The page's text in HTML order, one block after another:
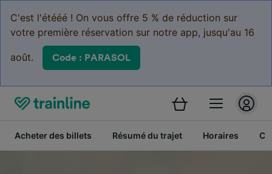
C'est l'étééé ! On vous offre 5 % de réduction sur
votre première réservation sur notre app, jusqu'au 16
août. Code : PARASOL
Acheter des billets Résumé du trajet Horaires